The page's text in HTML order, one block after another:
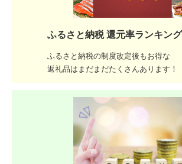
ふるさと納税 還元率ランキン
ふるさと納税の制度改定後もお得な
返礼品はまだまだたくさんあります！